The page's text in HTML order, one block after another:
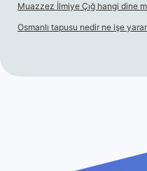
Muazzez İlmiye Çığ hangi dine
Osmanlı tapusu nedir ne işe